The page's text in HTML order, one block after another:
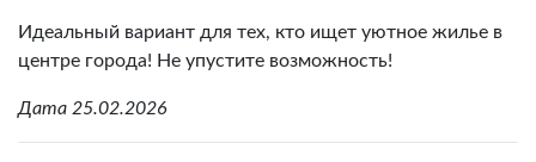
Идеальный вариант для тех, кто ищет уютное жилье в
центре города! Не упустите возможность!
Дата 25.02.2026